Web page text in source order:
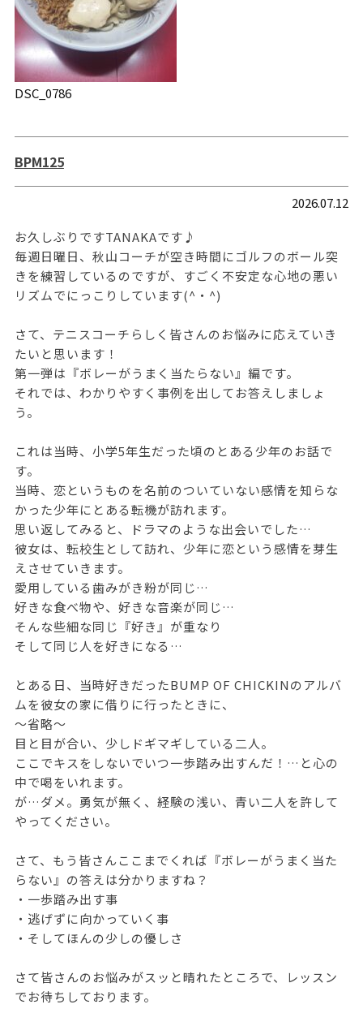
DSC_0786
BPM125
2026.07.12
お久しぶりですTANAKAです♪
毎週日曜日、秋山コーチが空き時間にゴルフのボール突
きを練習しているのですが、すごく不安定な心地の悪い
リズムでにっこりしています(^・^)
さて、テニスコーチらしく皆さんのお悩みに応えていき
たいと思います！
第一弾は『ボレーがうまく当たらない』編です。
それでは、わかりやすく事例を出してお答えしましょ
う。
これは当時、小学5年生だった頃のとある少年のお話で
す。
当時、恋というものを名前のついていない感情を知らな
かった少年にとある転機が訪れます。
思い返してみると、ドラマのような出会いでした…
彼女は、転校生として訪れ、少年に恋という感情を芽生
えさせていきます。
愛用している歯みがき粉が同じ…
好きな食べ物や、好きな音楽が同じ…
そんな些細な同じ『好き』が重なり
そして同じ人を好きになる…
とある日、当時好きだったBUMP OF CHICKINのアルバ
ムを彼女の家に借りに行ったときに、
～省略～
目と目が合い、少しドギマギしている二人。
ここでキスをしないでいつ一歩踏み出すんだ！…と心の
中で喝をいれます。
が…ダメ。勇気が無く、経験の浅い、青い二人を許して
やってください。
さて、もう皆さんここまでくれば『ボレーがうまく当た
らない』の答えは分かりますね？
・一歩踏み出す事
・逃げずに向かっていく事
・そしてほんの少しの優しさ
さて皆さんのお悩みがスッと晴れたところで、レッスン
でお待ちしております。